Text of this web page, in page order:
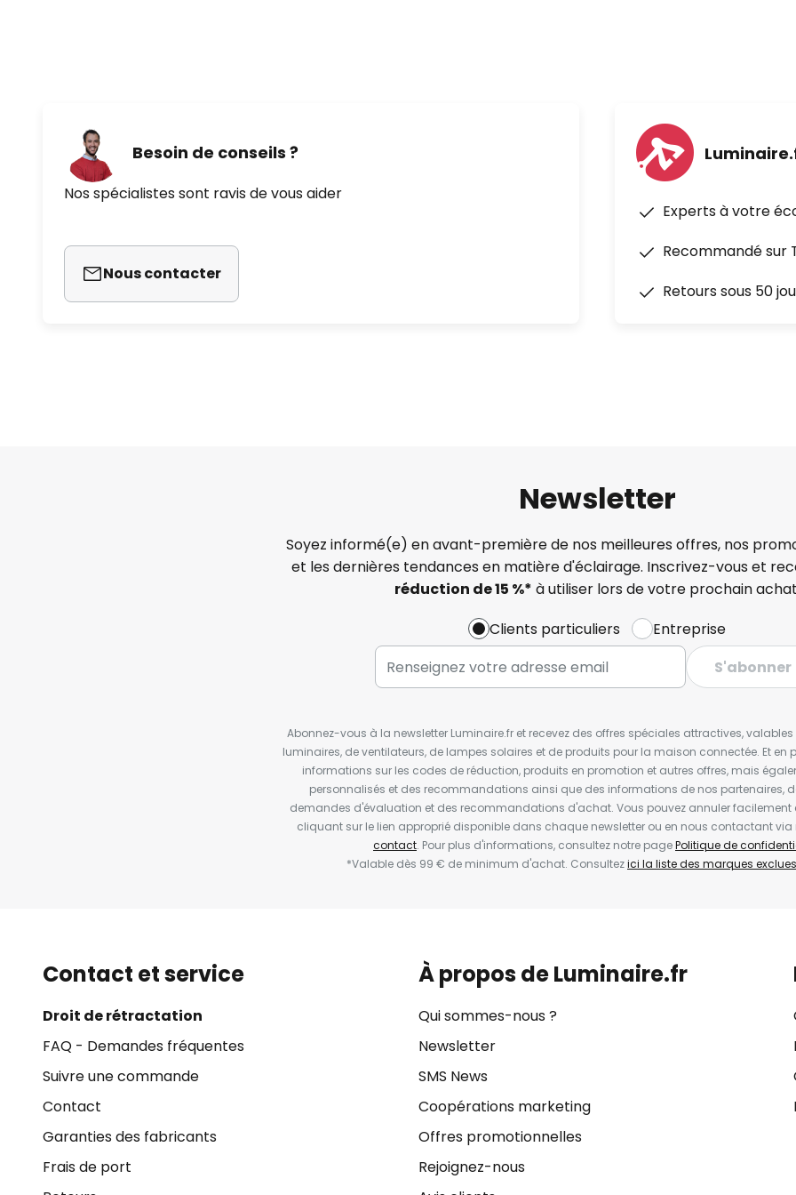
Besoin de conseils ?
Nos spécialistes sont ravis de vous aider
Nous contacter
Experts à votre
Recommandé sur
Retours sous 50
Newsletter
Soyez informé(e) en avant-première de nos meilleures offres, nos
et les dernières tendances en matière d'éclairage. Inscrivez-vous et
réduction de 15 %* à utiliser lors de votre prochain
Clients particuliers
Entreprise
S'abonner
Abonnez-vous à la newsletter Luminaire.fr et recevez des offres spéciales attractives,
luminaires, de ventilateurs, de lampes solaires et de produits pour la maison connectée. Et en
informations sur les codes de réduction, produits en promotion et autres offres, mais
personnalisés et des recommandations ainsi que des informations de nos partenaires,
demandes d'évaluation et des recommandations d'achat. Vous pouvez annuler facilement
cliquant sur le lien approprié disponible dans chaque newsletter ou en nous contactant via
contact. Pour plus d'informations, consultez notre pagePolitique de
*Valable dès 99 € de minimum d'achat. Consultezici la liste des marques
Contact et service
Droit de rétractation
FAQ - Demandes fréquentes
Suivre une commande
Contact
Garanties des fabricants
Frais de port
À propos de Luminaire.fr
Qui sommes-nous ?
Newsletter
SMS News
Coopérations marketing
Offres promotionnelles
Rejoignez-nous